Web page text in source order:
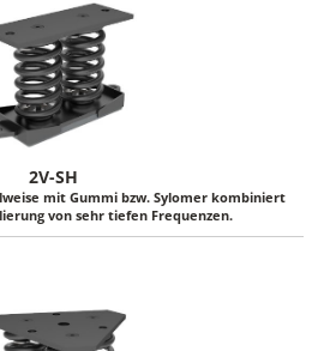
2V-SH
mit Gummi bzw. Sylomer kombiniert
von sehr tiefen Frequenzen.